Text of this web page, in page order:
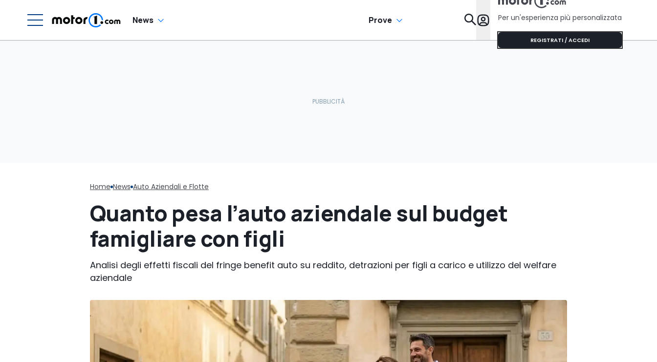
News Prove Da Sapere
Per un'esperienza più personalizzata
REGISTRATI / ACCEDI
Home News Auto Aziendali e Flotte
Quanto pesa l’auto aziendale sul budget
famigliare con figli
Analisi degli effetti fiscali del fringe benefit auto su reddito, detrazioni per figli a carico e utilizzo del welfare
aziendale